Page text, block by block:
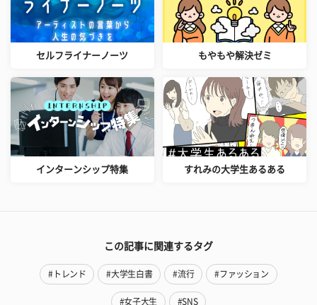
セルフライナーノーツ もやもや解決ゼミ
インターンシップ特集 すれみの大学生あるある
この記事に関連するタグ
#トレンド #大学生白書 #流行 #ファッション
#女子大生 #SNS